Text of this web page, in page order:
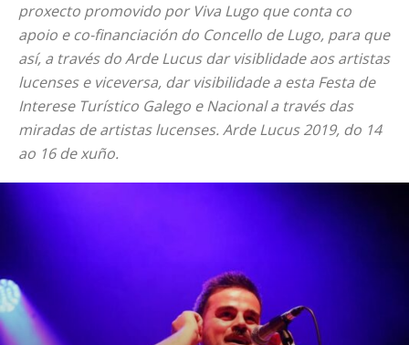
proxecto promovido por Viva Lugo que conta co
apoio e co-financiación do Concello de Lugo, para que
así, a través do Arde Lucus dar visiblidade aos artistas
lucenses e viceversa, dar visibilidade a esta Festa de
Interese Turístico Galego e Nacional a través das
miradas de artistas lucenses. Arde Lucus 2019, do 14
ao 16 de xuño.